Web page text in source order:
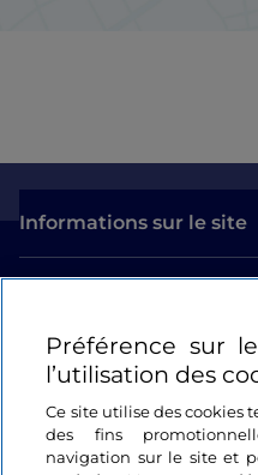
Informations sur le site
Se connecter
Suivez-nous
Préférence sur
l’utilisation des
Ce site utilise des cookies
des fins
navigation sur le site et